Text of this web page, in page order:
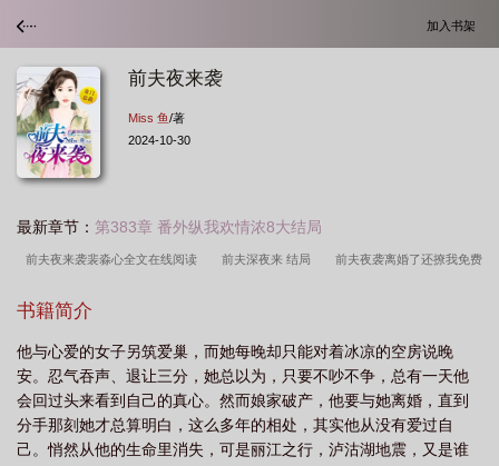
加入书架
前夫夜来袭
Miss 鱼/著
2024-10-30
最新章节： 第383章 番外纵我欢情浓8大结局
前夫夜来袭裴淼心全文在线阅读 前夫深夜来 结局 前夫夜袭离婚了还撩我免费
阅读 前夫夜来袭免费阅读封霆北与沐欢
洛 前夫夜来袭Miss鱼 前夫夜来袭曦槿txt 前夫夜来袭裴淼心全文免费阅
读 前夫夜来袭裴淼心全文 前夫夜来袭墨邢风 前夫夜来袭第二百一十七
章 前夫深夜来袭 前夫夜来袭书包网免费阅读 前夫总在深夜来撩我
夜来袭全文免费阅读 前夫晚上来南诺免费版最新 前夫归来免费阅读 前夫来
书籍简介
他与心爱的女子另筑爱巢，而她每晚却只能对着冰凉的空房说晚
安。忍气吞声、退让三分，她总以为，只要不吵不争，总有一天他
会回过头来看到自己的真心。然而娘家破产，他要与她离婚，直到
分手那刻她才总算明白，这么多年的相处，其实他从没有爱过自
己。悄然从他的生命里消失，可是丽江之行，泸沽湖地震，又是谁